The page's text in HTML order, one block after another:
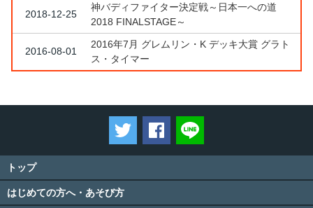
2018-12-25
神バディファイター決定戦～日本一への道
2018 FINALSTAGE～
2016-08-01
2016年7月 グレムリン・K デッキ大賞 グラト
ス・タイマー
ツイートするFacebookでシェアする
トップ
はじめての方へ・あそび方